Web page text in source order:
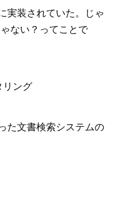
実装されていた。じゃ
ない？ってことで
リング
た文書検索システムの